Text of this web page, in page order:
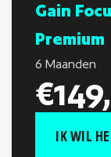
Gain
Premium
6 Maanden
IK WIL